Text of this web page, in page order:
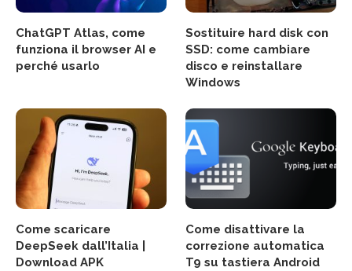
ChatGPT Atlas, come
funziona il browser AI e
perché usarlo
Sostituire hard disk con
SSD: come cambiare
disco e reinstallare
Windows
Come scaricare
DeepSeek dall’Italia |
Download APK
Come disattivare la
correzione automatica
T9 su tastiera Android